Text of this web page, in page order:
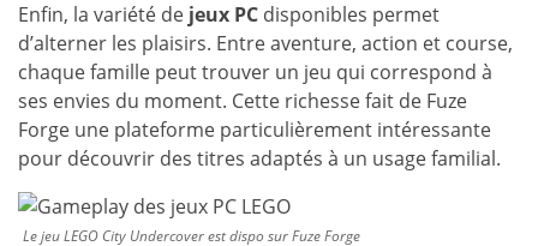
Enfin, la variété de jeux PC disponibles permet
d’alterner les plaisirs. Entre aventure, action et course,
chaque famille peut trouver un jeu qui correspond à
ses envies du moment. Cette richesse fait de Fuze
Forge une plateforme particulièrement intéressante
pour découvrir des titres adaptés à un usage familial.
Le jeu LEGO City Undercover est dispo sur Fuze Forge